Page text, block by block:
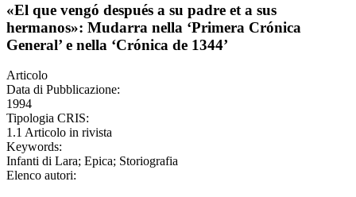
«El que vengó después a su padre et a sus
hermanos»: Mudarra nella ‘Primera Crónica
General’ e nella ‘Crónica de 1344’
Articolo
Data di Pubblicazione:
1994
Tipologia CRIS:
1.1 Articolo in rivista
Keywords:
Infanti di Lara; Epica; Storiografia
Elenco autori: